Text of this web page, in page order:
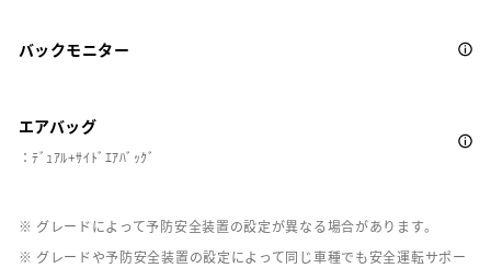
バックモニター
エアバッグ
：ﾃﾞｭｱﾙ+ｻｲﾄﾞｴｱﾊﾞｯｸﾞ
※ グレードによって予防安全装置の設定が異なる場合があります。
※ グレードや予防安全装置の設定によって同じ車種でも安全運転サポー